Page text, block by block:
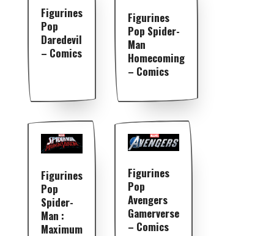
Figurines
Pop
Daredevil
– Comics
Figurines
Pop Spider-
Man
Homecoming
– Comics
Figurines
Pop
Spider-
Man :
Maximum
Figurines
Pop
Avengers
Gamerverse
– Comics